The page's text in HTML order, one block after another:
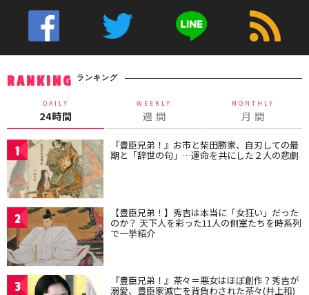
RANKING ランキング
DAILY
24時間
WEEKLY
週 間
MONTHLY
月 間
1 『豊臣兄弟！』お市と柴田勝家、自刃しての最
期と「辞世の句」…運命を共にした２人の悲劇
2 【豊臣兄弟！】秀吉は本当に「女狂い」だった
のか？ 天下人を彩った11人の側室たちを時系列
で一挙紹介
3 『豊臣兄弟！』茶々＝悪女はほぼ創作？秀吉が
溺愛、豊臣家滅亡を背負わされた茶々(井上和)